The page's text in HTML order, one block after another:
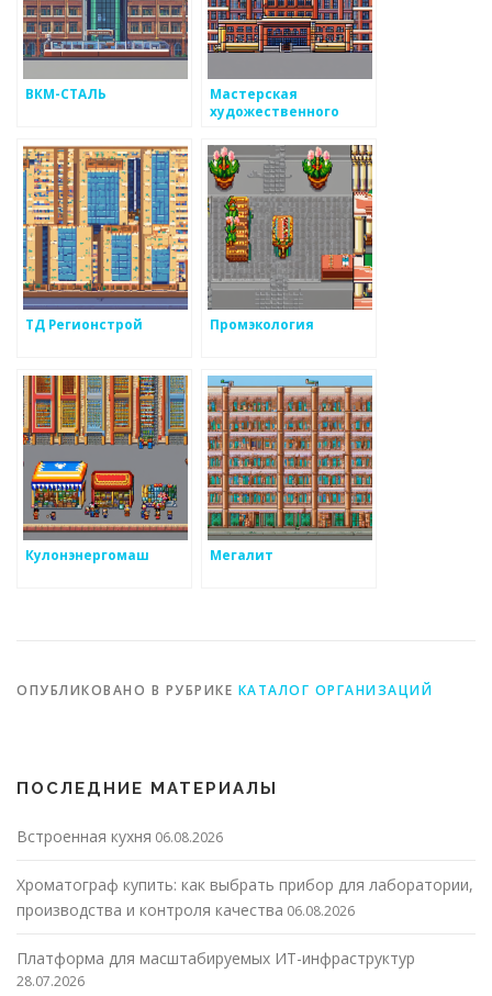
ВКМ-СТАЛЬ
Мастерская
художественного
ТД Регионстрой Промэкология
Кулонэнергомаш Мегалит
ОПУБЛИКОВАНО В РУБРИКЕ КАТАЛОГ ОРГАНИЗАЦИЙ
ПОСЛЕДНИЕ МАТЕРИАЛЫ
Встроенная кухня 06.08.2026
Хроматограф купить: как выбрать прибор для лаборатории,
производства и контроля качества 06.08.2026
Платформа для масштабируемых ИТ-инфраструктур
28.07.2026